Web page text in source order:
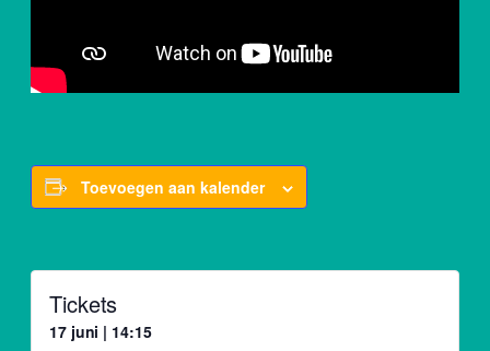
Toevoegen aan kalender
Tickets
17 juni | 14:15